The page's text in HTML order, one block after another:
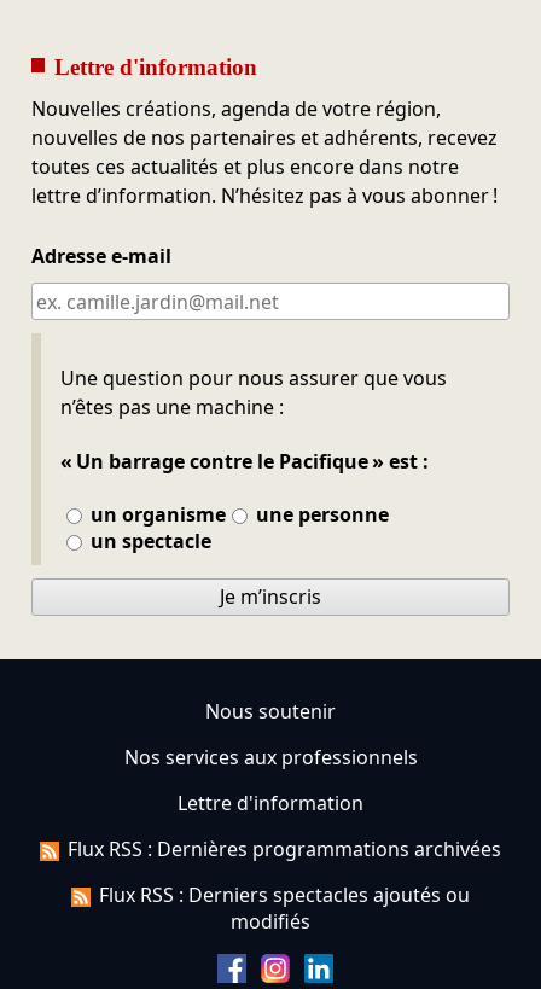
Lettre d'information
Nouvelles créations, agenda de votre région,
nouvelles de nos partenaires et adhérents, recevez
toutes ces actualités et plus encore dans notre
lettre d’information. N’hésitez pas à vous abonner !
Adresse e-mail
Une question pour nous assurer que vous
n’êtes pas une machine :
« Un barrage contre le Pacifique » est :
un organisme
une personne
un spectacle
Ne pas remplir
Je m’inscris
Nous soutenir
Nos services aux professionnels
Lettre d'information
Flux RSS : Dernières programmations archivées
Flux RSS : Derniers spectacles ajoutés ou
modifiés